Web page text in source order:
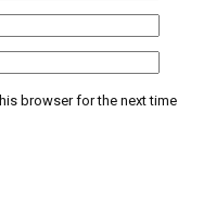
browser for the next time